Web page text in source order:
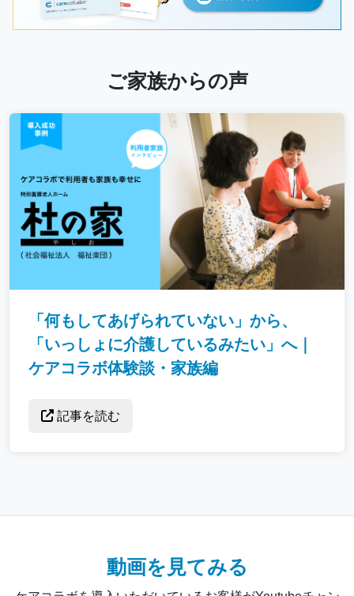
ご家族からの声
「何もしてあげられていない」から、
「いっしょに介護しているみたい」へ｜
ケアコラボ体験談・家族編
記事を読む
動画を見てみる